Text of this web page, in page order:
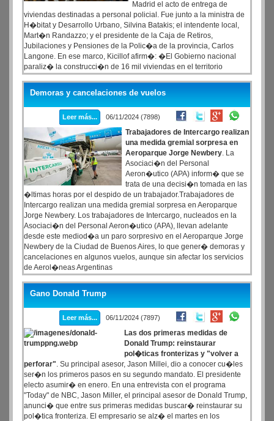
Madrid el acto de entrega de
viviendas destinadas a personal policial. Fue junto a la ministra de
H�bitat y Desarrollo Urbano, Silvina Batakis; el intendente local,
Mart�n Randazzo; y el presidente de la Caja de Retiros,
Jubilaciones y Pensiones de la Polic�a de la provincia, Carlos
Langone. En ese marco, Kicillof afirm�: �El Gobierno nacional
paraliz� la construcci�n de 16 mil viviendas en el territorio
bonaerense, algunas de ellas cuando faltaba muy poco para
finalizarlas�. �No fue por una cuesti�n presupuestaria porque los
recursos est�n, el problema es que decidieron destinarlos a la
especulaci�n financiera y distribuirlos hacia los sectores m�s
beneficiados�, agreg�.
Demoras y cancelaciones de vuelos
Leer más... 06/11/2024 (7898)
Trabajadores de Intercargo realizan
una medida gremial sorpresa en
Aeroparque Jorge Newbery. La
Asociaci�n del Personal
Aeron�utico (APA) inform� que se
trata de una decisi�n tomada en las
�ltimas horas por el despido de un trabajador.Trabajadores de
Intercargo realizan una medida gremial sorpresa en Aeroparque
Jorge Newbery. Los trabajadores de Intercargo, nucleados en la
Asociaci�n del Personal Aeron�utico (APA), llevan adelante
desde este mediod�a un paro sorpresivo en el Aeroparque Jorge
Newbery de la Ciudad de Buenos Aires, lo que gener� demoras y
cancelaciones en algunos vuelos, aunque sin afectar los servicios
de Aerol�neas Argentinas
Gano Donald Trump
Leer más... 06/11/2024 (7897)
Las dos primeras medidas de
Donald Trump: reinstaurar
pol�ticas fronterizas y "volver a
perforar". Su principal asesor, Jason Millei, dio a conocer cu�les
ser�n los primeros pasos en su segundo mandato. El presidente
electo asumir� en enero. En una entrevista con el programa
"Today" de NBC, Jason Miller, el principal asesor de Donald Trump,
anunci� que entre sus primeras medidas buscar� reinstaurar su
pol�tica fronteriza. El empresario se alz� el martes en los